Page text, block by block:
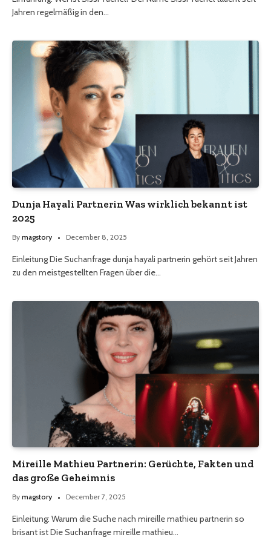
Jahren regelmäßig in den…
Dunja Hayali Partnerin Was wirklich bekannt ist
2025
By magstory December 8, 2025
Einleitung Die Suchanfrage dunja hayali partnerin gehört seit Jahren
zu den meistgestellten Fragen über die…
Mireille Mathieu Partnerin: Gerüchte, Fakten und
das große Geheimnis
By magstory December 7, 2025
Einleitung: Warum die Suche nach mireille mathieu partnerin so
brisant ist Die Suchanfrage mireille mathieu…